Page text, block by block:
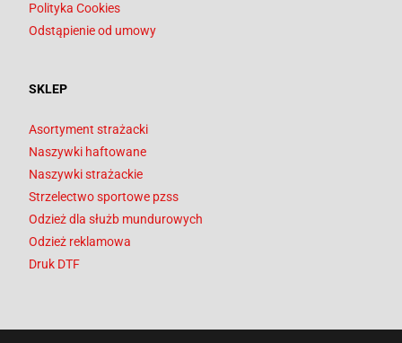
Polityka Cookies
Odstąpienie od umowy
SKLEP
Asortyment strażacki
Naszywki haftowane
Naszywki strażackie
Strzelectwo sportowe pzss
Odzież dla służb mundurowych
Odzież reklamowa
Druk DTF